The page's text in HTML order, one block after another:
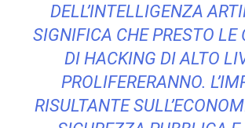
DELL’INTELLIGENZA
SIGNIFICA CHE PRESTO LE
DI HACKING DI ALTO
PROLIFERERANNO.
RISULTANTE